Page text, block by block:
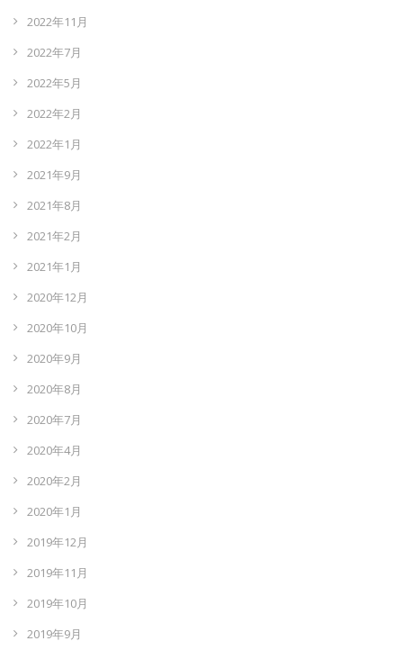
2022年11月
2022年7月
2022年5月
2022年2月
2022年1月
2021年9月
2021年8月
2021年2月
2021年1月
2020年12月
2020年10月
2020年9月
2020年8月
2020年7月
2020年4月
2020年2月
2020年1月
2019年12月
2019年11月
2019年10月
2019年9月